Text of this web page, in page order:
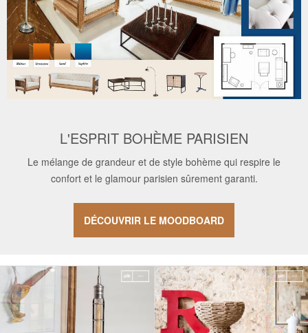
L'ESPRIT BOHÈME PARISIEN
Le mélange de grandeur et de style bohème qui respire le
confort et le glamour parisien sûrement garanti.
DÉCOUVRIR LE MOODBOARD